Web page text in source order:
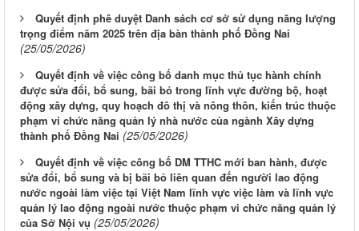
Quyết định phê duyệt Danh sách cơ sở sử dụng năng lượng
trọng điểm năm 2025 trên địa bàn thành phố Đồng Nai
(25/05/2026)
Quyết định về việc công bố danh mục thủ tục hành chính
được sửa đổi, bổ sung, bãi bỏ trong lĩnh vực đường bộ, hoạt
động xây dựng, quy hoạch đô thị và nông thôn, kiến trúc thuộc
phạm vi chức năng quản lý nhà nước của ngành Xây dựng
thành phố Đồng Nai (25/05/2026)
Quyết định về việc công bố DM TTHC mới ban hành, được
sửa đổi, bổ sung và bị bãi bỏ liên quan đến người lao động
nước ngoài làm việc tại Việt Nam lĩnh vực việc làm và lĩnh vực
quản lý lao động ngoài nước thuộc phạm vi chức năng quản lý
của Sở Nội vụ (25/05/2026)